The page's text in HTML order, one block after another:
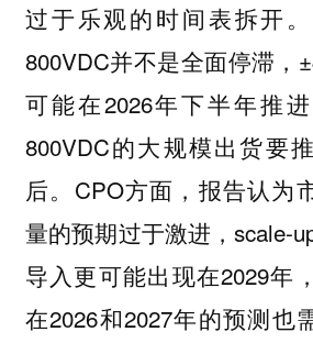
过于乐观的时间表拆开
800VDC并不是全面停滞，
可能在2026年下半年推
800VDC的大规模出货要
后。CPO方面，报告认为
量的预期过于激进，scale-
导入更可能出现在2029年
在2026和2027年的预测也